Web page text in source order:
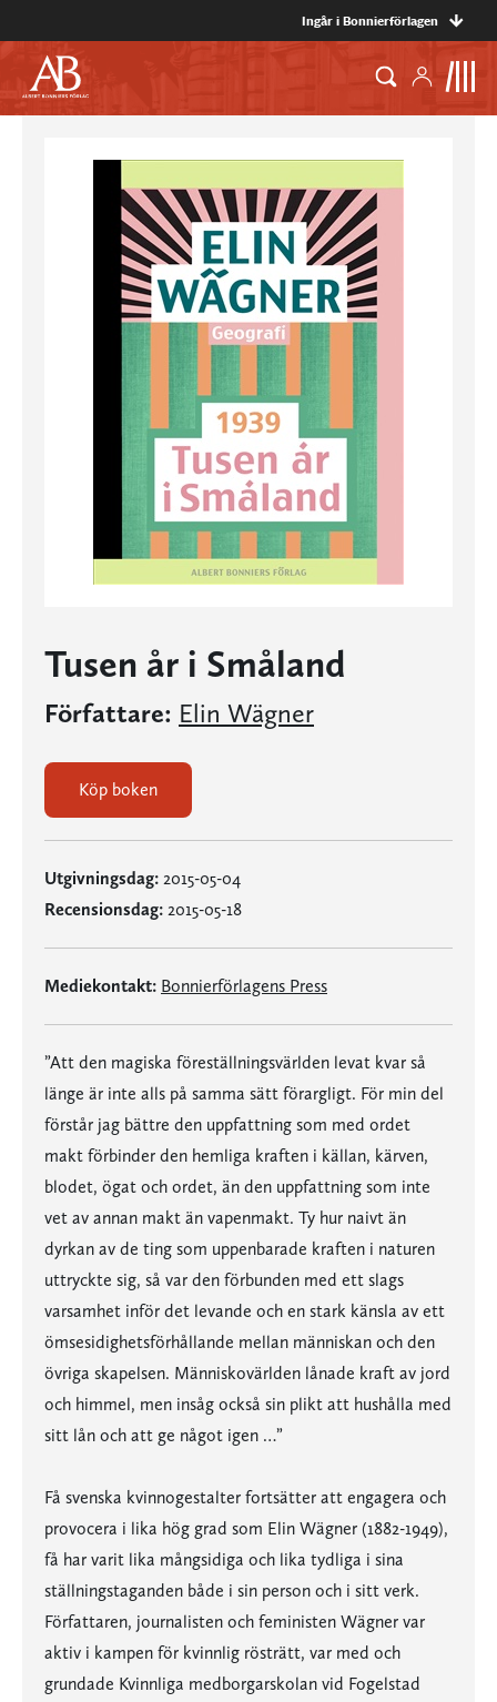
Ingår i Bonnierförlagen
Tusen år i Småland
Författare: Elin Wägner
Köp boken
Utgivningsdag: 2015-05-04
Recensionsdag: 2015-05-18
Mediekontakt: Bonnierförlagens Press
”Att den magiska föreställningsvärlden levat kvar så
länge är inte alls på samma sätt förargligt. För min del
förstår jag bättre den uppfattning som med ordet
makt förbinder den hemliga kraften i källan, kärven,
blodet, ögat och ordet, än den uppfattning som inte
vet av annan makt än vapenmakt. Ty hur naivt än
dyrkan av de ting som uppenbarade kraften i naturen
uttryckte sig, så var den förbunden med ett slags
varsamhet inför det levande och en stark känsla av ett
ömsesidighetsförhållande mellan människan och den
övriga skapelsen. Människovärlden lånade kraft av jord
och himmel, men insåg också sin plikt att hushålla med
sitt lån och att ge något igen …”
Få svenska kvinnogestalter fortsätter att engagera och
provocera i lika hög grad som Elin Wägner (1882-1949),
få har varit lika mångsidiga och lika tydliga i sina
ställningstaganden både i sin person och i sitt verk.
Författaren, journalisten och feministen Wägner var
aktiv i kampen för kvinnlig rösträtt, var med och
grundade Kvinnliga medborgarskolan vid Fogelstad